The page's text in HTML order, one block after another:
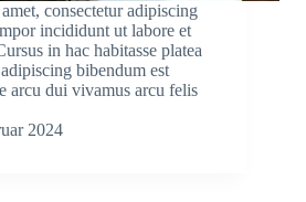
consectetur adipiscing
incididunt ut labore et
in hac habitasse platea
bibendum est
arcu dui vivamus arcu felis
2024